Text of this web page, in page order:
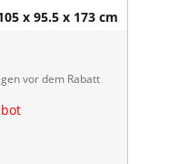
x 95.5 x 173 cm
vor dem Rabatt